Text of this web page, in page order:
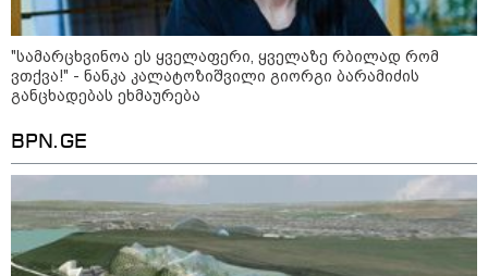
რა არის ცნობილი,
საქართველოში დაფუძნებულ
კრიპტოკომპანიაზე, რომელიც
აშშ-ს სახაზინო დეპარტამენტმა
დაასანქცირა
თბილისი-ბაქოს საერთაშორისო
მარშრუტზე ბილეთების გაყიდვის
პერიოდს ახანგრძლივებს
"სა­მარ­ცხვი­ნოა ეს ყვე­ლა­ფე­რი, ყვე­ლა­ზე რბი­ლად რომ
ვთქვა!" - ნანკა კალატოზიშვილი გიორგი ბარამიძის
განცხადებას ეხმაურება
BPN.GE